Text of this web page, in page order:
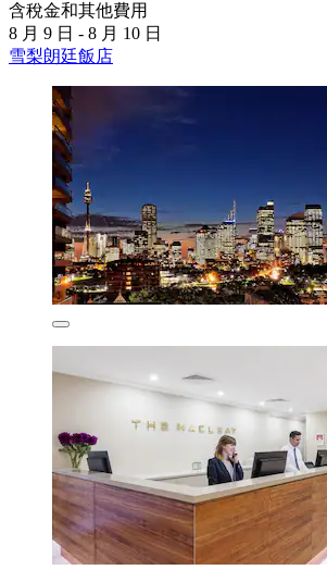
含稅金和其他費用
8 月 9 日 - 8 月 10 日
雪梨朗廷飯店